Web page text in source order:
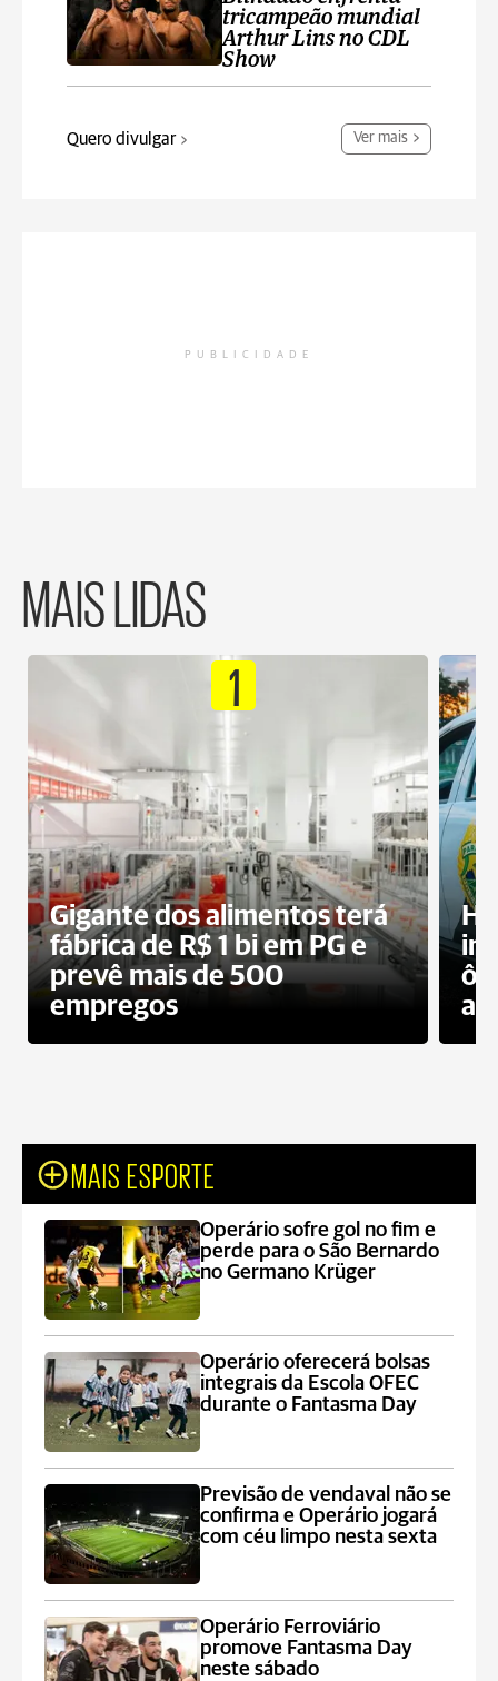
tricampeão mundial
Arthur Lins no CDL
Show
Quero divulgar Ver mais
PUBLICIDADE
MAIS LIDAS
1
Gigante dos alimentos terá
fábrica de R$ 1 bi em PG e
prevê mais de 500
empregos
MAIS ESPORTE
Operário sofre gol no fim e
perde para o São Bernardo
no Germano Krüger
Operário oferecerá bolsas
integrais da Escola OFEC
durante o Fantasma Day
Previsão de vendaval não se
confirma e Operário jogará
com céu limpo nesta sexta
Operário Ferroviário
promove Fantasma Day
neste sábado